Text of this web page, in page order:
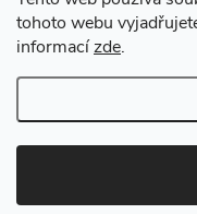
tohoto webu
informacízde.
Copyright 2026VV